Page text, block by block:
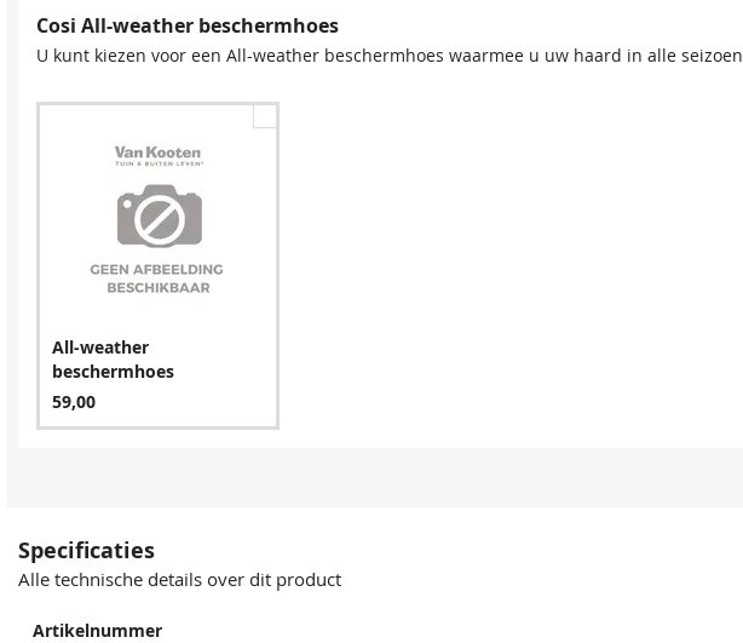
Cosi All-weather beschermhoes
U kunt kiezen voor een All-weather beschermhoes waarmee u uw haard in alle
All-weather
beschermhoes
59,00
Specificaties
Alle technische details over dit product
Artikelnummer